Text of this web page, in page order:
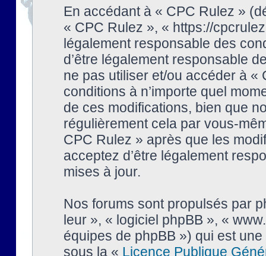
En accédant à « CPC Rulez »
« CPC Rulez », « https://
légalement responsable des
d’être légalement responsable
ne pas utiliser et/ou accéder à
conditions à n’importe quel
de ces modifications, bien que
régulièrement cela par vous-
CPC Rulez » après que les
acceptez d’être légalement
mises à jour.
Nos forums sont propulsés par
leur », « logiciel phpBB », «
équipes de phpBB ») qui est
sous la « Licence Publique